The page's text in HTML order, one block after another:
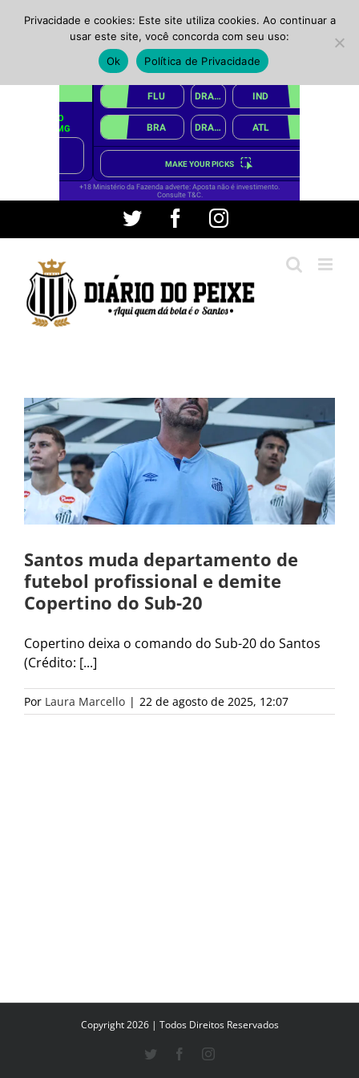
conteúdo
Twitter FacebookInstagram
Santos muda departamento de
futebol profissional e demite
Copertino do Sub-20
Copertino deixa o comando do Sub-20 do Santos
(Crédito: [...]
Por Laura Marcello | 22 de agosto de 2025, 12:07
Copyright 2026 | Todos Direitos Reservados
Twitter FacebookInstagram
Privacidade e cookies: Este site utiliza cookies. Ao continuar a
usar este site, você concorda com seu uso:
Ok
Política de Privacidade